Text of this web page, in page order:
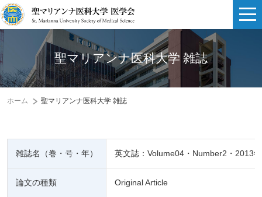
聖マリアンナ医科大学 雑誌
ホーム 聖マリアンナ医科大学 雑誌
雑誌名（巻・号・年） 英文誌：Volume04・Number2・2013年
論文の種類 Original Article